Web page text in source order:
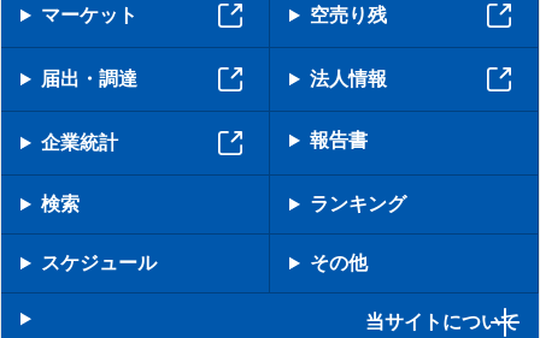
マーケット 空売り残
届出・調達 法人情報
企業統計 報告書
検索 ランキング
スケジュール その他
当サイトについて